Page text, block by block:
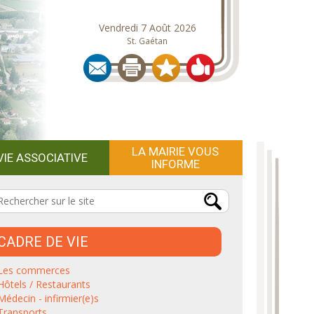
Vendredi 7 Août 2026
St. Gaétan
ASSOCIATIVE
LA MAIRIE VOUS
INFORME
DE VIE
commerces
/ Restaurants
- infirmier(e)s